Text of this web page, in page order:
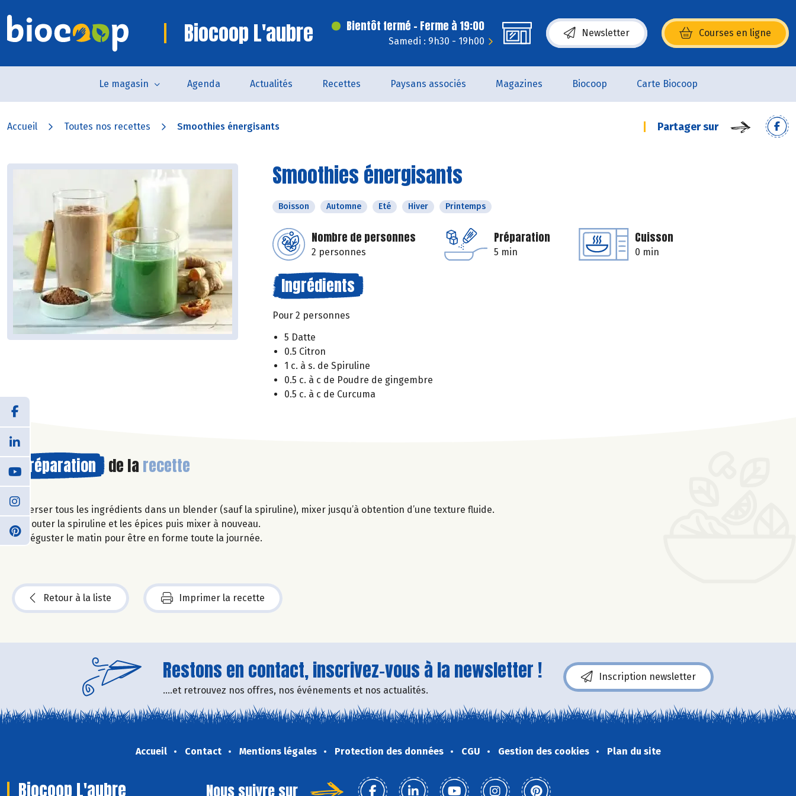
Biocoop L'aubre Bientôt fermé - Ferme à 19:00
Samedi : 9h30 - 19h00
Newsletter Courses en ligne
(s’ouvre dans une nouvelle fenêtre)
Le magasin Agenda Actualités Recettes Paysans associés Magazines Biocoop Carte Biocoop
Accueil Toutes nos recettes Smoothies énergisants Partager sur
Smoothies énergisants
Boisson Automne Eté Hiver Printemps
Nombre de personnes
2 personnes
Préparation
5 min
Cuisson
0 min
Ingrédients
Pour 2 personnes
5 Datte
0.5 Citron
1 c. à s. de Spiruline
0.5 c. à c de Poudre de gingembre
0.5 c. à c de Curcuma
Préparation de la recette
Verser tous les ingrédients dans un blender (sauf la spiruline), mixer jusqu’à obtention d’une texture fluide.
Ajouter la spiruline et les épices puis mixer à nouveau.
Déguster le matin pour être en forme toute la journée.
Retour à la liste Imprimer la recette
Restons en contact, inscrivez-vous à la newsletter !
....et retrouvez nos offres, nos événements et nos actualités.
Inscription newsletter
Accueil Contact Mentions légales Protection des données CGU Gestion des cookies Plan du site
Biocoop L'aubre Nous suivre sur